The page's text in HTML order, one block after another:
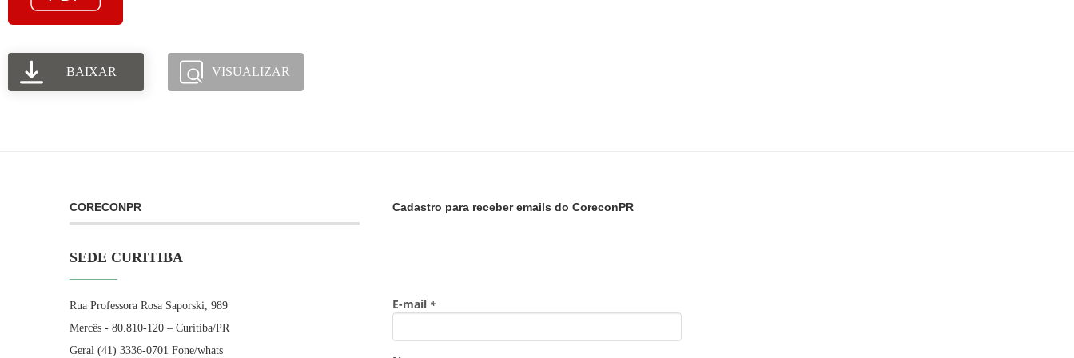
BAIXAR VISUALIZAR
CORECONPR
SEDE CURITIBA
Rua Professora Rosa Saporski, 989
Mercês - 80.810-120 – Curitiba/PR
Geral (41) 3336-0701 Fone/whats
Cadastro para receber emails do CoreconPR